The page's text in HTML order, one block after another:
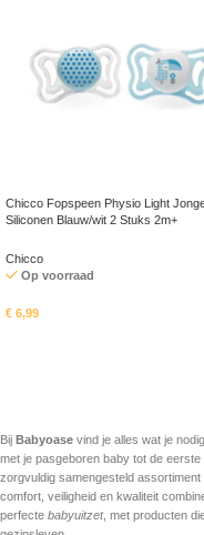
Chicco Fopspeen Physio Light
Siliconen Blauw/wit 2 Stuks 2m+
Chicco
Op voorraad
€ 6,99
Bij Babyoase vind je alles wat je
met je pasgeboren baby tot de
zorgvuldig samengesteld assortiment
comfort, veiligheid en kwaliteit
perfecte babyuitzet, met producten